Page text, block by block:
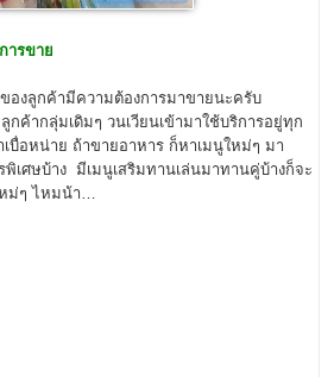
ารขาย
องลูกค้ามีความต้องการมาขายนะครับ
ากลุ่มเดิมๆ วนเวียนเข้ามาใช้บริการอยู่ทุก
บื่อหน่าย ถ้าขายอาหาร ก็หาเมนูใหม่ๆ มา
เศษบ้าง มีเมนูเสริมทานเล่นมาทานคู่บ้างก็จะ
ม่ๆ ไหมน้า…